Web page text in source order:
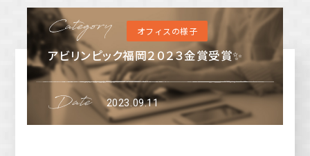
福岡コネクトオフィス
松山オフィス
広島オフィス
高松オフィス
オフィスの様子
アビリンピック福岡２０２３金賞受賞✨
2023.09.11